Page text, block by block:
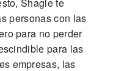
personas con las
para no perder
para las
empresas, las